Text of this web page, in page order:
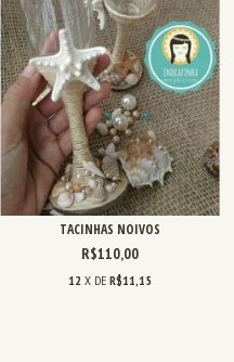
TACINHAS NOIVOS
R$110,00
12 X DE R$11,15